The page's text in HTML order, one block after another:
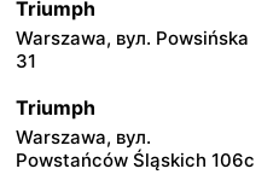
Triumph
Warszawa, вул. Powsińska
31
Triumph
Warszawa, вул.
Powstańców Śląskich 106c